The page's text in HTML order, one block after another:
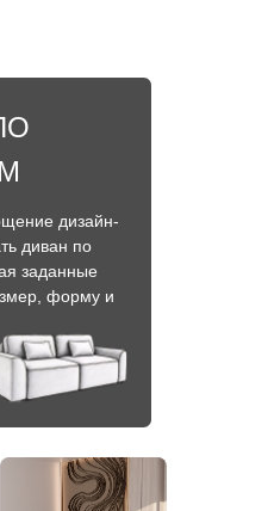
дизайн-
диван по
заданные
форму и